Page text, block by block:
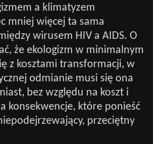
a klimatyzem
mniej więcej ta sama
wirusem HIV a AIDS. O
że ekologizm w minimalnym
z kosztami transformacji, w
odmianie musi się ona
bez względu na koszt i
konsekwencje, które ponieść
przeciętny